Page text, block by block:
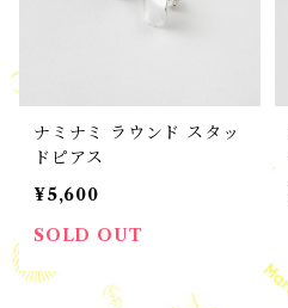
ナミナミ ラウンド スタッ
ドピアス
¥5,600
SOLD OUT